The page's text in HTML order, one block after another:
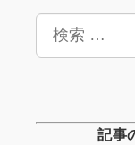
検
記事